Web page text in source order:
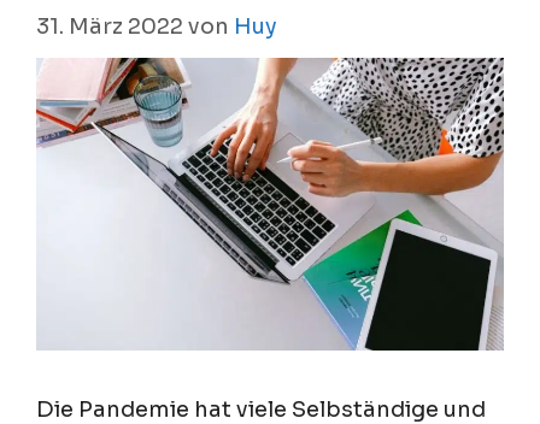
31. März 2022 von Huy
Die Pandemie hat viele Selbständige und